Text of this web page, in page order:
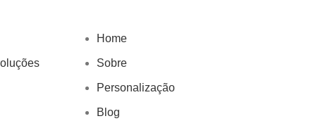
Home
Sobre
Personalização
Blog